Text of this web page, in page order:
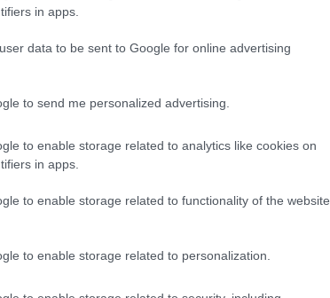
in apps.
data to be sent to Google for online advertising
to send me personalized advertising.
to enable storage related to analytics like cookies on
in apps.
to enable storage related to functionality of the website
to enable storage related to personalization.
,VICCEK
valaha hűtlen hozzám?